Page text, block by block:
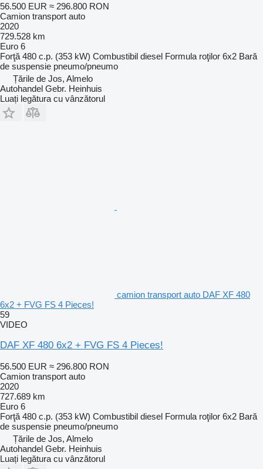
56.500 EUR ≈ 296.800 RON
Camion transport auto
2020
729.528 km
Euro 6
Forţă 480 c.p. (353 kW) Combustibil diesel Formula roţilor 6x2 Bară
de suspensie pneumo/pneumo
Țările de Jos, Almelo
Autohandel Gebr. Heinhuis
Luați legătura cu vânzătorul
camion transport auto DAF XF 480
6x2 + FVG FS 4 Pieces!
59
VIDEO
DAF XF 480 6x2 + FVG FS 4 Pieces!
56.500 EUR ≈ 296.800 RON
Camion transport auto
2020
727.689 km
Euro 6
Forţă 480 c.p. (353 kW) Combustibil diesel Formula roţilor 6x2 Bară
de suspensie pneumo/pneumo
Țările de Jos, Almelo
Autohandel Gebr. Heinhuis
Luați legătura cu vânzătorul